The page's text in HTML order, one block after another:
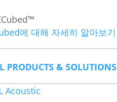
에 대해 자세히 알아보기
PRODUCTS & SOLUTIONS
Acoustic